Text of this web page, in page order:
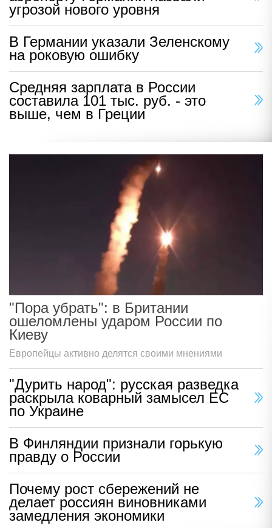
угрозой нового уровня
В Германии указали Зеленскому
на роковую ошибку
Средняя зарплата в России
составила 101 тыс. руб. - это
выше, чем в Греции
"Пора убрать": в Британии
ошеломлены ударом России по
Киеву
Европейцы активно делятся своими мнениями
"Дурить народ": русская разведка
раскрыла коварный замысел ЕС
по Украине
В Финляндии признали горькую
правду о России
Почему рост сбережений не
делает россиян виновниками
замедления экономики